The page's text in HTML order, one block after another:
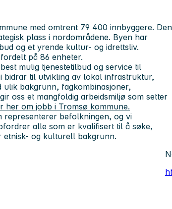
med omtrent 79 400 innbyggere. Den
plass i nordområdene. Byen har
og et yrende kultur- og idrettsliv.
på 86 enheter.
mulig tjenestetilbud og service til
bidrar til utvikling av lokal infrastruktur,
bakgrunn, fagkombinasjoner,
oss et mangfoldig arbeidsmiljø som setter
her om jobb i Tromsø kommune.
representerer befolkningen, og vi
alle som er kvalifisert til å søke,
etnisk- og kulturell bakgrunn.